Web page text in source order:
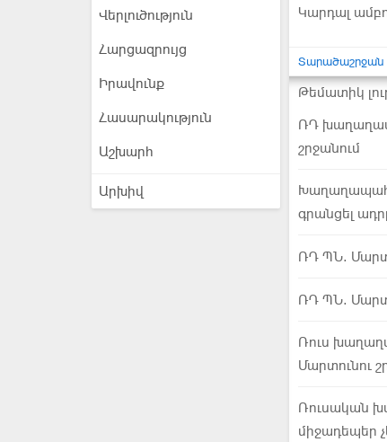
Վերլուծություն
Հարցազրույց
Իրավունք
Հասարակություն
Աշխարհ
Արխիվ
Կարդալ
Տարածաշրջան
Թեմատիկ
ՌԴ
շրջանում
գրանցել
ՌԴ ՊՆ.
ՌԴ ՊՆ.
Ռուս
Մարտունու
Ռուսական
միջադեպեր